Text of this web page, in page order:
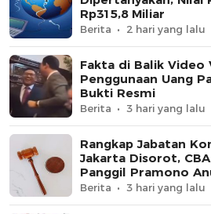
Rp315,8 Miliar
Berita 2 hari yang lalu
Fakta di Balik Video
Penggunaan Uang
Bukti Resmi
Berita 3 hari yang lalu
Rangkap Jabatan
Jakarta Disorot,
Panggil Pramono
Berita 3 hari yang lalu